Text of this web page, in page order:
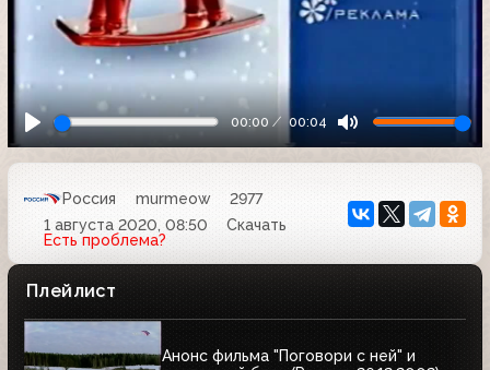
00:00 00:04
Россия murmeow
2977
1 августа 2020, 08:50
Скачать
Есть проблема?
Плейлист
Анонс фильма "Поговори с ней" и